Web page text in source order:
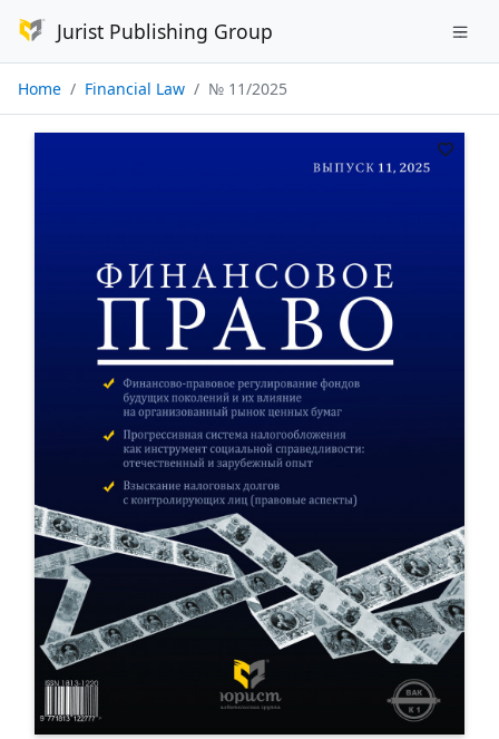
Jurist Publishing Group
Home Financial Law № 11/2025